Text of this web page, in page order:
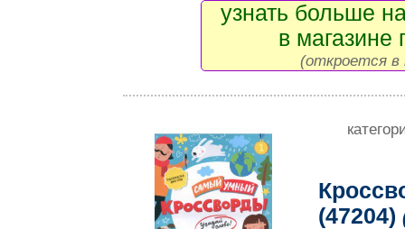
узнать больше
в магазине
(откроется в
(47204)